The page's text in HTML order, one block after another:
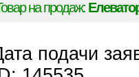
на продаж:
подачи